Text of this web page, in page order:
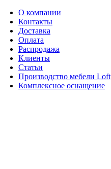
О компании
Контакты
Доставка
Оплата
Распродажа
Клиенты
Статьи
Производство мебели Loft
Комплексное оснащение